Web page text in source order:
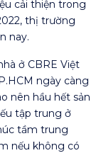
cải thiện trong
thị trường
nay.
ở CBRE Việt
ngày càng
nên hầu hết sản
tập trung ở
tầm trung
nếu không có